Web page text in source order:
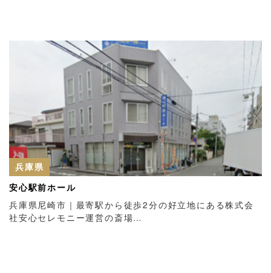
兵庫県
安心駅前ホール
兵庫県尼崎市｜最寄駅から徒歩2分の好立地にある株式会
社安心セレモニー運営の斎場…